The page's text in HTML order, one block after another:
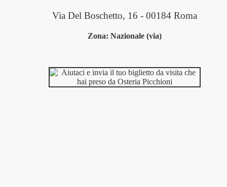
Via Del Boschetto, 16 - 00184 Roma
Zona: Nazionale (via)